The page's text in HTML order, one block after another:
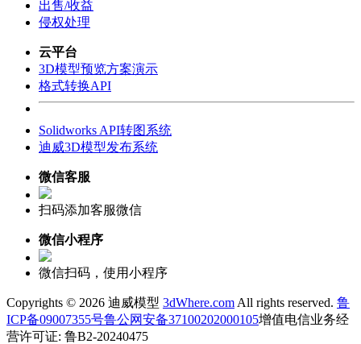
出售/收益
侵权处理
云平台
3D模型预览方案演示
格式转换API
Solidworks API转图系统
迪威3D模型发布系统
微信客服
扫码添加客服微信
微信小程序
微信扫码，使用小程序
Copyrights © 2026 迪威模型 3dWhere.com All rights reserved. 鲁
ICP备09007355号鲁公网安备37100202000105增值电信业务经
营许可证: 鲁B2-20240475